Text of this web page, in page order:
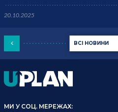
ВСІ НОВИНИ
20.10.2025
МИ У СОЦ. МЕРЕЖАХ: